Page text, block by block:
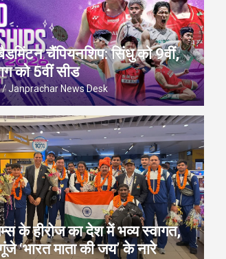
चैंपियनशिप: सिंधु को 9वीं,
को 5वीं सीड
Janprachar News Desk
के हीरोज का देश में भव्य स्वागत,
‘भारत माता की जय’ के नारे